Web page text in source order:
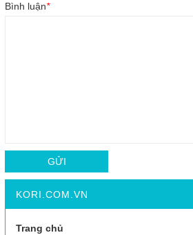
Bình luận*
GỬI
KORI.COM.VN
Trang chủ